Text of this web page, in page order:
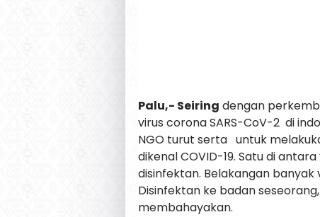
Palu,- Seiring dengan
virus corona SARS-CoV-2 di
NGO turut serta untuk
dikenal COVID-19. Satu di
disinfektan. Belakangan
Disinfektan ke badan
membahayakan.